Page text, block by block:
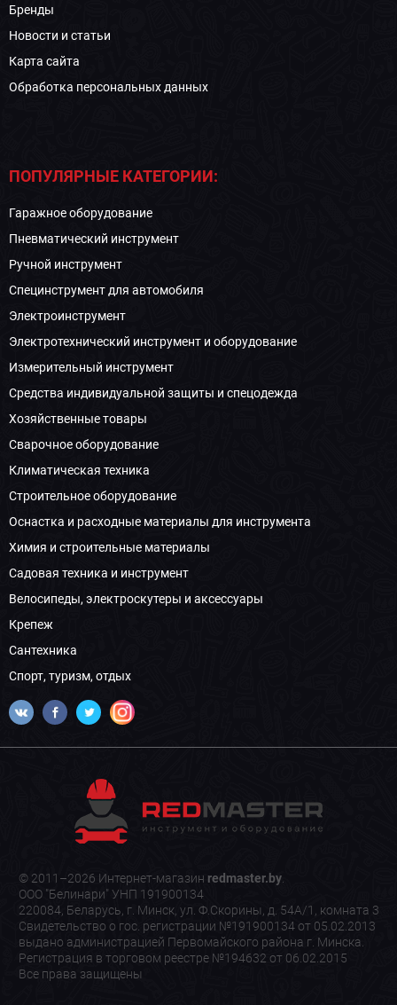
Бренды
Новости и статьи
Карта сайта
Обработка персональных данных
ПОПУЛЯРНЫЕ КАТЕГОРИИ:
Гаражное оборудование
Пневматический инструмент
Ручной инструмент
Специнструмент для автомобиля
Электроинструмент
Электротехнический инструмент и оборудование
Измерительный инструмент
Средства индивидуальной защиты и спецодежда
Хозяйственные товары
Сварочное оборудование
Климатическая техника
Строительное оборудование
Оснастка и расходные материалы для инструмента
Химия и строительные материалы
Садовая техника и инструмент
Велосипеды, электроскутеры и аксессуары
Крепеж
Сантехника
Спорт, туризм, отдых
© 2011–2026 Интернет-магазин redmaster.by.
ООО "Белинари" УНП 191900134
220084, Беларусь, г. Минск, ул. Ф.Скорины, д. 54А/1, комната 3
Свидетельство о гос. регистрации №191900134 от 05.02.2013
выдано администрацией Первомайского района г. Минска.
Регистрация в торговом реестре №194632 от 06.02.2015
Все права защищены